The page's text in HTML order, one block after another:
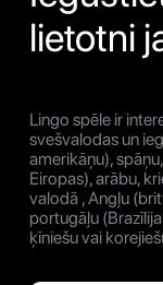
lietotni
Lingo spēle ir
svešvalodas un
amerikāņu),
Eiropas), arābu,
valodā , Angļu
portugāļu
ķīniešu vai